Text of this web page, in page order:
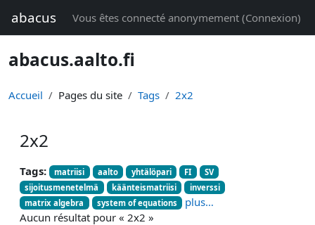
abacus Vous êtes connecté anonymement (Connexion)
abacus.aalto.fi
Accueil Pages du site Tags 2x2
2x2
Tags: matriisi aalto yhtälöpari FI
SV
sijoitusmenetelmä
käänteismatriisi
inverssi
matrix algebra
system of equations
plus…
Aucun résultat pour « 2x2 »